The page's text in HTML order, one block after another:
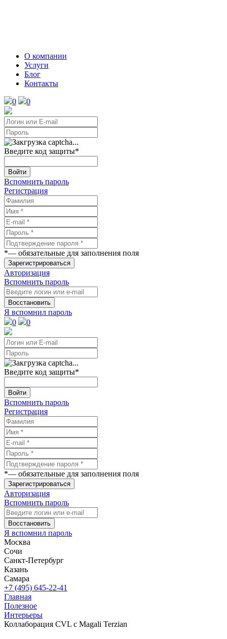
О компании
Услуги
Блог
Контакты
0 0
Введите код защиты*
Войти
Вспомнить пароль
Регистрация
*— обязательные для заполнения поля
Зарегистрироваться
Авторизация
Вспомнить пароль
Восстановить
Я вспомнил пароль
0
0
Введите код защиты*
Войти
Вспомнить пароль
Регистрация
*— обязательные для заполнения поля
Зарегистрироваться
Авторизация
Вспомнить пароль
Восстановить
Я вспомнил пароль
Москва
Сочи
Санкт-Петербург
Казань
Самара
+7 (495) 645-22-41
Главная
Полезное
Интерьеры
Коллаборация CVL с Magali Terzian